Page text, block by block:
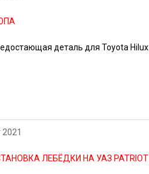
деталь для Toyota Hilux
ЛЕБЁДКИ НА УАЗ PATRIOT